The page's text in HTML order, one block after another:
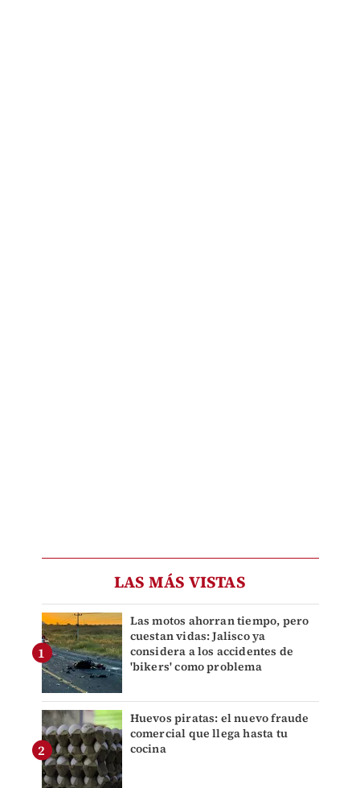
LAS MÁS VISTAS
Las motos ahorran tiempo, pero
cuestan vidas: Jalisco ya
considera a los accidentes de
'bikers' como problema
Huevos piratas: el nuevo fraude
comercial que llega hasta tu
cocina